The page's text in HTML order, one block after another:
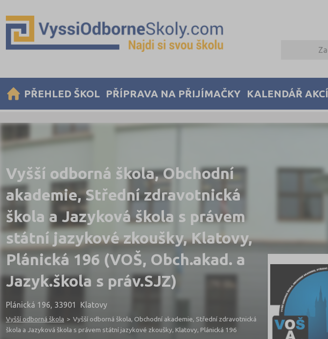
PŘEHLED ŠKOL PŘÍPRAVA NA PŘIJÍMAČKY KALENDÁŘ AKCÍ
Vyšší odborná škola, Obchodní
akademie, Střední zdravotnická
škola a Jazyková škola s právem
státní jazykové zkoušky, Klatovy,
Plánická 196 (VOŠ, Obch.akad. a
Jazyk.škola s práv.SJZ)
Plánická 196, 33901 Klatovy
Vyšší odborná škola > Vyšší odborná škola, Obchodní akademie, Střední zdravotnická
škola a Jazyková škola s právem státní jazykové zkoušky, Klatovy, Plánická 196